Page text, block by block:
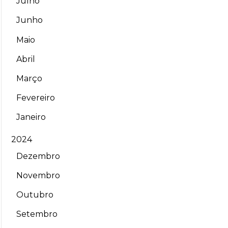
Junho
Maio
Abril
Março
Fevereiro
Janeiro
2024
Dezembro
Novembro
Outubro
Setembro